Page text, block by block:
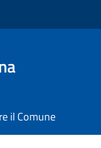
il Comune